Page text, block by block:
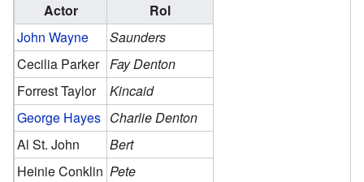
Actor
Rol
John Wayne
Saunders
Cecilia Parker Fay Denton
Forrest Taylor
Kincaid
George Hayes Charlie Denton
Al St. John
Bert
Heinie Conklin Pete